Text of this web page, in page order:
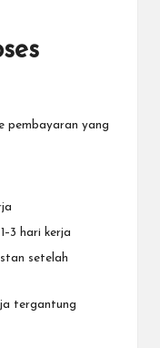
pembayaran yang
1–3 hari kerja
setelah
tergantung